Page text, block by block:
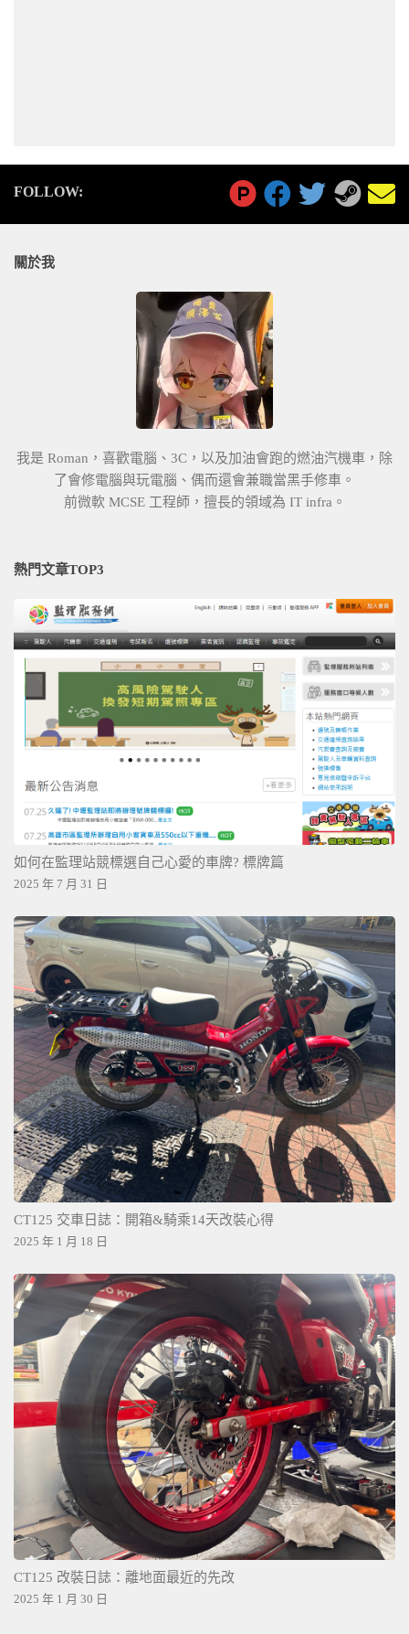
FOLLOW:
關於我
我是 Roman，喜歡電腦、3C，以及加油會跑的燃油汽機車，除
了會修電腦與玩電腦、偶而還會兼職當黑手修車。
前微軟 MCSE 工程師，擅長的領域為 IT infra。
熱門文章TOP3
如何在監理站競標選自己心愛的車牌? 標牌篇
2025 年 7 月 31 日
CT125 交車日誌：開箱&騎乘14天改裝心得
2025 年 1 月 18 日
CT125 改裝日誌：離地面最近的先改
2025 年 1 月 30 日